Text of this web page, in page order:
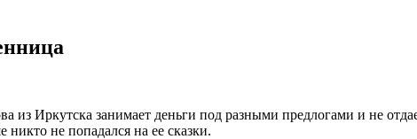
из Иркутска занимает деньги под разными предлогами и не
не попадался на ее сказки.